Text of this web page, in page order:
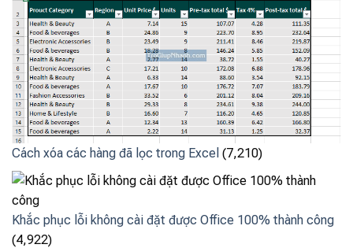
Cách xóa các hàng đã lọc trong Excel (7,210)
Khắc phục lỗi không cài đặt được Office 100% thành công
(4,922)